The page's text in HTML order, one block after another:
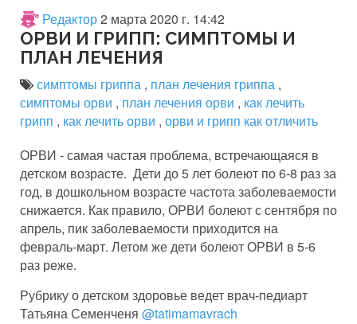
Редактор2 марта 2020 г. 14:42
ОРВИ И ГРИПП: СИМПТОМЫ И
ПЛАН ЛЕЧЕНИЯ
симптомы гриппа , план лечения гриппа ,
симптомы орви , план лечения орви , как лечить
грипп , как лечить орви , орви и грипп как отличить
ОРВИ - самая частая проблема, встречающаяся в
детском возрасте. Дети до 5 лет болеют по 6-8 раз за
год, в дошкольном возрасте частота заболеваемости
снижается. Как правило, ОРВИ болеют с сентября по
апрель, пик заболеваемости приходится на
февраль-март. Летом же дети болеют ОРВИ в 5-6
раз реже.
Рубрику о детском здоровье ведет врач-педиарт
Татьяна Семенченя @tatimamavrach